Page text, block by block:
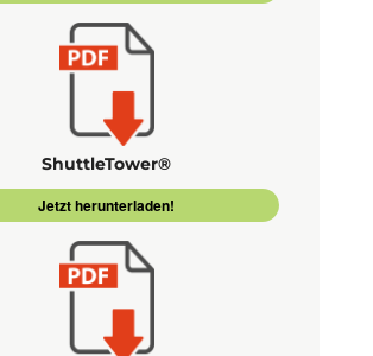
ShuttleTower®
Jetzt herunterladen!